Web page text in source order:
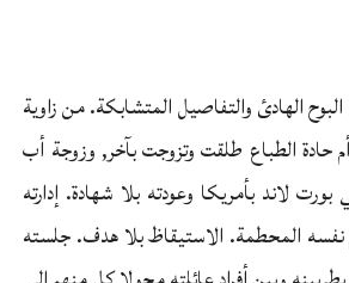
الهادئ والتفاصيل المتشابكة. من زاوية
حادة الطباع طلقت وتزوجت بآخر, وزوجة أب
لاند بأمريكا وعودته بلا شهادة. إدارته
المحطمة. الاستيقاظ بلا هدف. جلسته